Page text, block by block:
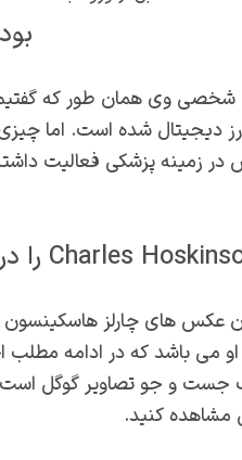
شخصی وی همان طور که
دیجیتال شده است. اما
زمینه پزشکی فعالیت
عکس های چارلز هاسکینسون
او می باشد که در ادامه
جست و جو تصاویر گوگل
مشاهده کنید.